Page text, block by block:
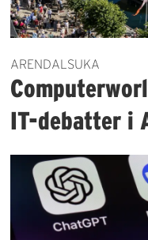
ARENDALSUKA
IT-debatter i